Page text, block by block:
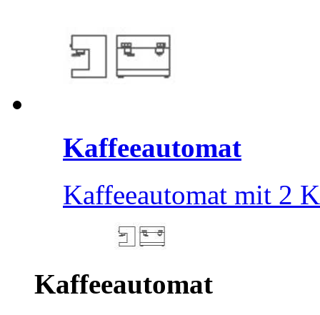
Kaffeeautomat
Kaffeeautomat mit 2
Kaffeeautomat